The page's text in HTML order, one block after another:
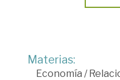
Materias:
Economía /